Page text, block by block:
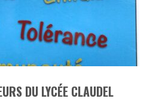
DU LYCÉE CLAUDEL